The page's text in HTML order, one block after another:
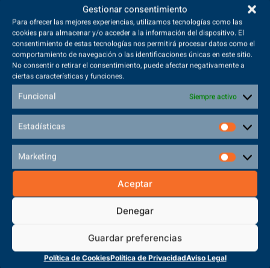
Gestionar consentimiento
Para ofrecer las mejores experiencias, utilizamos tecnologías como las
cookies para almacenar y/o acceder a la información del dispositivo. El
consentimiento de estas tecnologías nos permitirá procesar datos como el
comportamiento de navegación o las identificaciones únicas en este sitio.
No consentir o retirar el consentimiento, puede afectar negativamente a
ciertas características y funciones.
Funcional Siempre activo
Estadísticas
Marketing
Aceptar
Denegar
Guardar preferencias
Política de CookiesPolítica de PrivacidadAviso Legal
¡Reserva tu plaza ahora!
Sede Principal
Polígono Sector VI, 45683, Cazalegas - Toledo
CENTRO DE FORMACIÓN
PROFESIONAL